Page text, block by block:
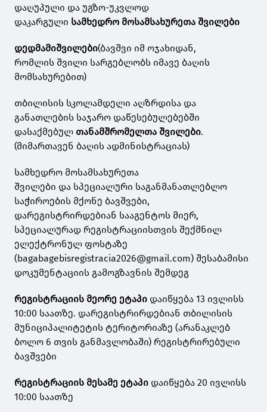
დაღუპული და უგზო-უკვლოდ
დაკარგული სამხედრო მოსამსახურეთა შვილები
დედმამიშვილები(ბავშვი იმ ოჯახიდან,
რომლის შვილი სარგებლობს იმავე ბაღის
მომსახურებით)
თბილისის სკოლამდელი აღზრდისა და
განათლების საჯარო დაწესებულებებში
დასაქმებულ თანამშრომელთა შვილები.
(მიმართავენ ბაღის ადმინისტრაციას)
სამხედრო მოსამსახურეთა
შვილები და სპეციალური საგანმანათლებლო
საჭიროების მქონე ბავშვები,
დარეგისტრირდებიან სააგენტოს მიერ,
სპეციალურად რეგისტრაციისთვის შექმნილ
ელექტრონულ ფოსტაზე
(bagabagebisregistracia2026@gmail.com) შესაბამისი
დოკუმენტაციის გამოგზავნის შემდეგ
რეგისტრაციის მეორე ეტაპი დაიწყება 13 ივლისს
10:00 საათზე. დარეგისტრირდებიან თბილისის
მუნიციპალიტეტის ტერიტორიაზე (არანაკლებ
ბოლო 6 თვის განმავლობაში) რეგისტრირებული
ბავშვები
რეგისტრაციის მესამე ეტაპი დაიწყება 20 ივლისს
10:00 საათზე